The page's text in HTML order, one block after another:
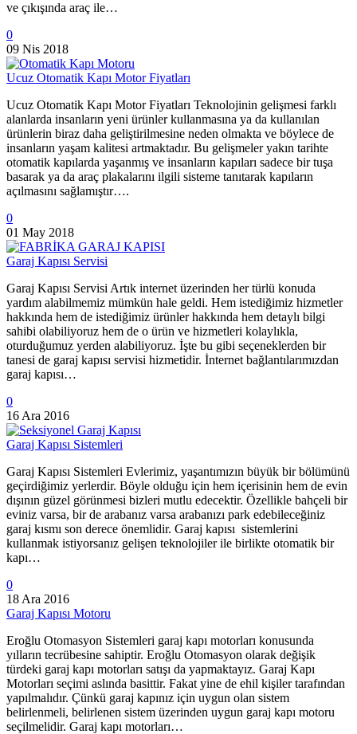
ve çıkışında araç ile…
0
09 Nis 2018
Ucuz Otomatik Kapı Motor Fiyatları
Ucuz Otomatik Kapı Motor Fiyatları Teknolojinin gelişmesi farklı
alanlarda insanların yeni ürünler kullanmasına ya da kullanılan
ürünlerin biraz daha geliştirilmesine neden olmakta ve böylece de
insanların yaşam kalitesi artmaktadır. Bu gelişmeler yakın tarihte
otomatik kapılarda yaşanmış ve insanların kapıları sadece bir tuşa
basarak ya da araç plakalarını ilgili sisteme tanıtarak kapıların
açılmasını sağlamıştır….
0
01 May 2018
Garaj Kapısı Servisi
Garaj Kapısı Servisi Artık internet üzerinden her türlü konuda
yardım alabilmemiz mümkün hale geldi. Hem istediğimiz hizmetler
hakkında hem de istediğimiz ürünler hakkında hem detaylı bilgi
sahibi olabiliyoruz hem de o ürün ve hizmetleri kolaylıkla,
oturduğumuz yerden alabiliyoruz. İşte bu gibi seçeneklerden bir
tanesi de garaj kapısı servisi hizmetidir. İnternet bağlantılarımızdan
garaj kapısı…
0
16 Ara 2016
Garaj Kapısı Sistemleri
Garaj Kapısı Sistemleri Evlerimiz, yaşantımızın büyük bir bölümünü
geçirdiğimiz yerlerdir. Böyle olduğu için hem içerisinin hem de evin
dışının güzel görünmesi bizleri mutlu edecektir. Özellikle bahçeli bir
eviniz varsa, bir de arabanız varsa arabanızı park edebileceğiniz
garaj kısmı son derece önemlidir. Garaj kapısı sistemlerini
kullanmak istiyorsanız gelişen teknolojiler ile birlikte otomatik bir
kapı…
0
18 Ara 2016
Garaj Kapısı Motoru
Eroğlu Otomasyon Sistemleri garaj kapı motorları konusunda
yılların tecrübesine sahiptir. Eroğlu Otomasyon olarak değişik
türdeki garaj kapı motorları satışı da yapmaktayız. Garaj Kapı
Motorları seçimi aslında basittir. Fakat yine de ehil kişiler tarafından
yapılmalıdır. Çünkü garaj kapınız için uygun olan sistem
belirlenmeli, belirlenen sistem üzerinden uygun garaj kapı motoru
seçilmelidir. Garaj kapı motorları…